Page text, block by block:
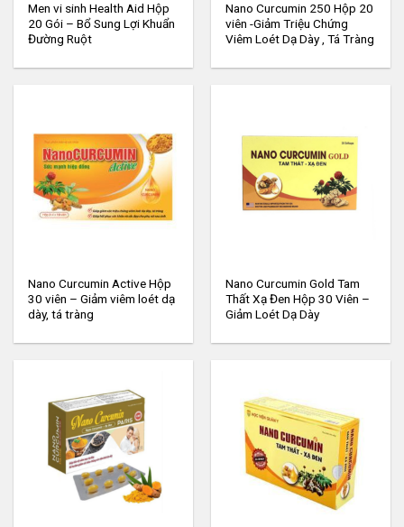
Men vi sinh Health Aid Hộp
20 Gói – Bổ Sung Lợi Khuẩn
Đường Ruột
Nano Curcumin 250 Hộp 20
viên -Giảm Triệu Chứng
Viêm Loét Dạ Dày , Tá Tràng
Nano Curcumin Active Hộp
30 viên – Giảm viêm loét dạ
dày, tá tràng
Nano Curcumin Gold Tam
Thất Xạ Đen Hộp 30 Viên –
Giảm Loét Dạ Dày